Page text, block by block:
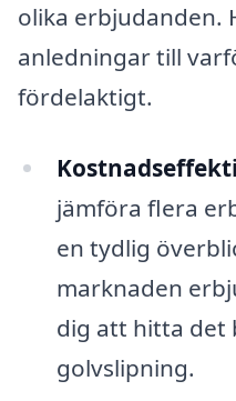
olika erbjudanden.
anledningar till
fördelaktigt.
jämföra flera
en tydlig
marknaden
dig att hitta det
golvslipning.